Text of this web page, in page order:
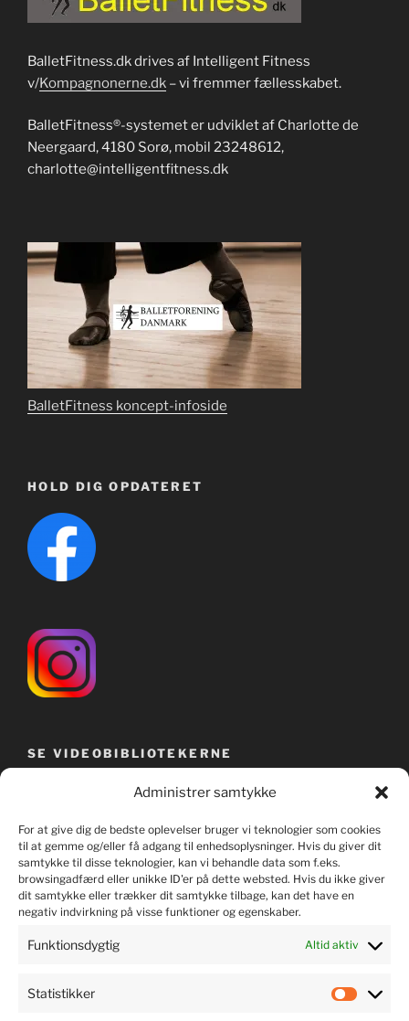
Administrer samtykke
For at give dig de bedste oplevelser bruger vi teknologier som cookies
til at gemme og/eller få adgang til enhedsoplysninger. Hvis du giver dit
samtykke til disse teknologier, kan vi behandle data som f.eks.
browsingadfærd eller unikke ID'er på dette websted. Hvis du ikke giver
dit samtykke eller trækker dit samtykke tilbage, kan det have en
negativ indvirkning på visse funktioner og egenskaber.
Funktionsdygtig Altid aktiv
Statistikker
BalletFitness.dk drives af Intelligent Fitness
v/Kompagnonerne.dk – vi fremmer fællesskabet.
BalletFitness®-systemet er udviklet af Charlotte de
Neergaard, 4180 Sorø, mobil 23248612,
charlotte@intelligentfitness.dk
BalletFitness koncept-infoside
HOLD DIG OPDATERET
SE VIDEOBIBLIOTEKERNE